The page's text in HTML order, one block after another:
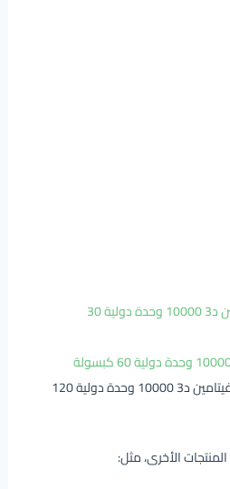
بريما كبسولات فيتامين د3 10000 وحدة دولية 30
ناو فودز Now foods فيتامين د3 10000 وحدة دولية 120
الأخرى، مثل: